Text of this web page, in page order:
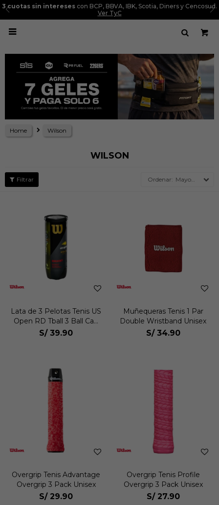
3 cuotas sin intereses con BCP, BBVA, IBK, Scotia, Diners y Cencosud.
Ver TyC

Home Wilson
WILSON
Mayor precio
Lata de 3 Pelotas Tenis US
Open RD Tball 3 Ball Can
Unisex
S/ 39.90
Muñequeras Tenis 1 Par
Double Wristband Unisex
S/ 34.90
Overgrip Tenis Advantage
Overgrip 3 Pack Unisex
S/ 29.90
Overgrip Tenis Profile
Overgrip 3 Pack Unisex
S/ 27.90